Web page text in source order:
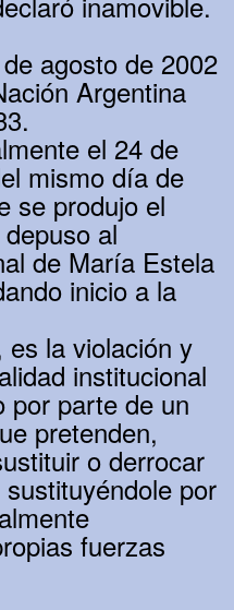
agosto de 2002
Argentina
el 24 de
mismo día de
se produjo el
al
de María Estela
inicio a la
la violación y
institucional
por parte de un
pretenden,
o derrocar
por
fuerzas